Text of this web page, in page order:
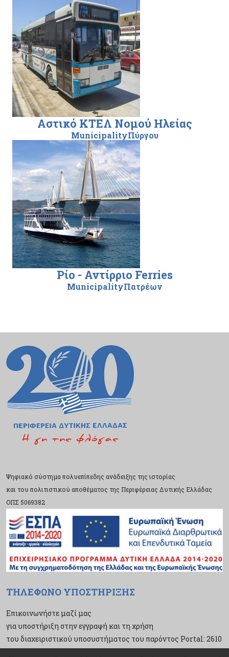
Αστικό ΚΤΕΛ Νομού Ηλείας
MunicipalityΠύργου
Ρίο - Αντίρριο Ferries
MunicipalityΠατρέων
Ψηφιακό σύστημα πολυεπίπεδης ανάδειξης της ιστορίας
και του πολιτιστικού αποθέματος της Περιφέρειας Δυτικής Ελλάδας
ΟΠΣ 5069382
ΤΗΛΕΦΩΝΟ ΥΠΟΣΤΗΡΙΞΗΣ
Επικοινωνήστε μαζί μας
για υποστήριξη στην εγγραφή και τη χρήση
του διαχειριστικού υποσυστήματος του παρόντος Portal: 2610